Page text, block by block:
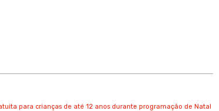
para crianças de até 12 anos durante programação de Natal